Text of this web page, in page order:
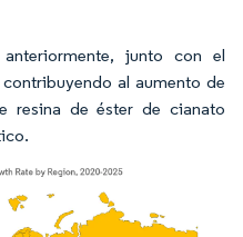
junto con el
al aumento de
resina de éster de cianato